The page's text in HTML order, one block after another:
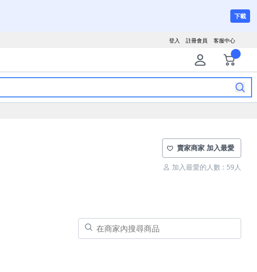
下載
客服中心
註冊會員
登入
賣家商家 加入最愛
加入最愛的人數 : 59人